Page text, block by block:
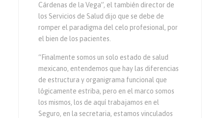
Cárdenas de la Vega”, el también director de
los Servicios de Salud dijo que se debe de
romper el paradigma del celo profesional, por
el bien de los pacientes.
“Finalmente somos un solo estado de salud
mexicano, entendemos que hay las diferencias
de estructura y organigrama funcional que
lógicamente estriba, pero en el marco somos
los mismos, los de aquí trabajamos en el
Seguro, en la secretaria, estamos vinculados